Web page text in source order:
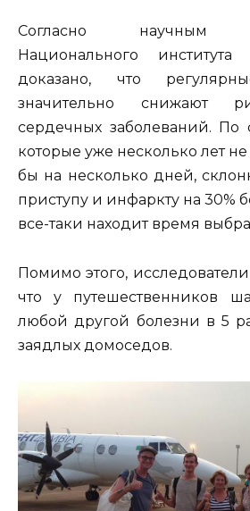
Согласно научным
Национального
доказано, что
значительно снижают
сердечных заболеваний. По
которые уже несколько лет не
бы на несколько дней,
приступу и инфаркту на 30%
все-таки находит время
Помимо этого,
что у путешественников
любой другой болезни в 5
заядлых домоседов.